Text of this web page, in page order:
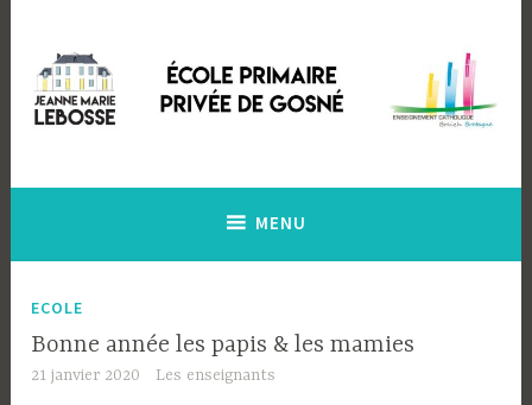
contenu
principal
MENU
ECOLE
Bonne année les papis & les mamies
21 janvier 2020 Les enseignants